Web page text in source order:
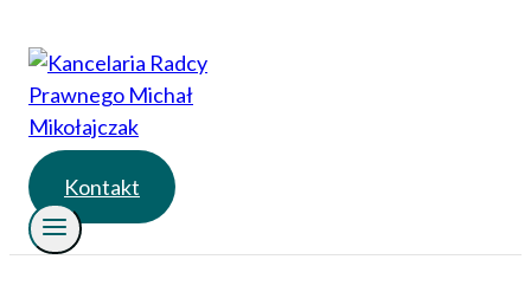
do
treści
Kontakt